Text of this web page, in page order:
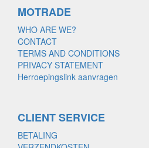
MOTRADE
WHO ARE WE?
CONTACT
TERMS AND CONDITIONS
PRIVACY STATEMENT
Herroepingslink aanvragen
CLIENT SERVICE
BETALING